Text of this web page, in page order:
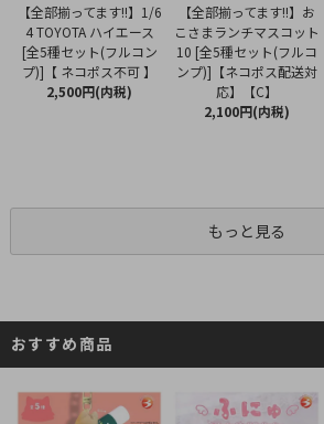
【全部揃ってます!!】1/6
4 TOYOTA ハイエース
[全5種セット(フルコン
プ)]【 ネコポス不可 】
2,500円(内税)
【全部揃ってます!!】お
こさまランチマスコット
10 [全5種セット(フルコ
ンプ)]【ネコポス配送対
応】【C】
2,100円(内税)
もっと見る
おすすめ商品